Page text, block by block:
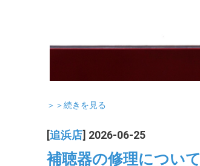
＞＞続きを見る
[追浜店] 2026-06-25
補聴器の修理について